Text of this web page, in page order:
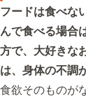
フードは食べな
んで食べる場合
方で、大好きな
は、身体の不調
食欲そのものが